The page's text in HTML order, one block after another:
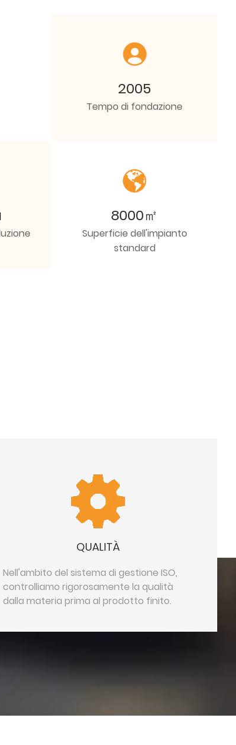
2005
Tempo di fondazione
8000㎡
Superficie dell'impianto
standard
QUALITÀ
Nell'ambito del sistema di gestione ISO,
controlliamo rigorosamente la qualità
dalla materia prima al prodotto finito.